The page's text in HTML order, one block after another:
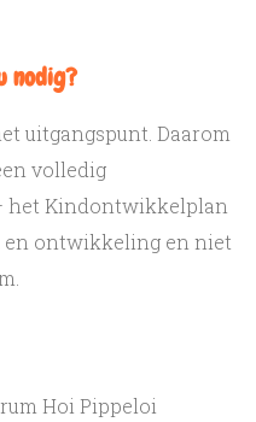
nodig?
uitgangspunt. Daarom
volledig
het Kindontwikkelplan
en ontwikkeling en niet
Hoi Pippeloi